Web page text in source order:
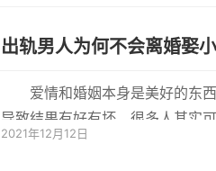
出轨男人为何不会离婚娶
爱情和婚姻本身是美好的东
导致结果有好有坏。很多人其实
种事是很难...
2021年12月12日